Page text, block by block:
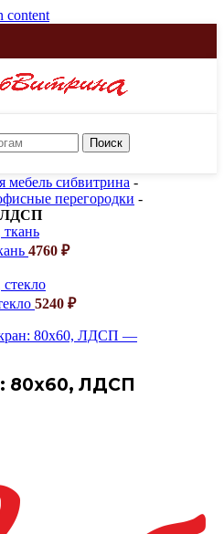
content
Поиск
мебель сибвитрина -
перегородки -
ЛДСП
4760 ₽
5240 ₽
80х60, ЛДСП